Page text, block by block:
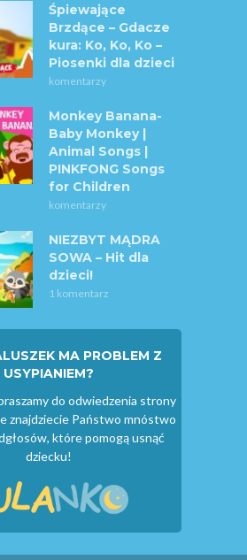
Śpiewające
Brzdące – Gdacze
kura: Ko, Ko, Ko –
Piosenki dla dzieci
komentarzy
Monkey Banana-
Baby Monkey |
Animal Songs |
PINKFONG Songs
for Children
komentarzy
NIEZBYT MĄDRA
SOWA – Hit dla
dzieci!
1 komentarz
MA PROBLEM Z
USYPIANIEM?
do odwiedzenia strony
znajdziecie Państwo mnóstwo
które pomogą usnąć
dziecku!